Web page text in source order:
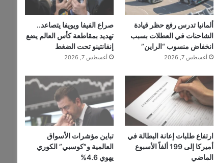
ألمانيا تدرس رفع حظر قيادة
الشاحنات في العطلات بسبب
انخفاض منسوب “الراين”
أغسطس 7, 2026
صراع الفيفا ويويفا يتصاعد..
تهديد بمقاطعة كأس العالم يضع
إنفانتينو تحت الضغط
أغسطس 7, 2026
ارتفاع طلبات إعانة البطالة في
أميركا إلى 199 ألفاً الأسبوع
الماضي
تباين مؤشرات الأسواق
العالمية و”كوسبي” الكوري
يهوي 4.6%